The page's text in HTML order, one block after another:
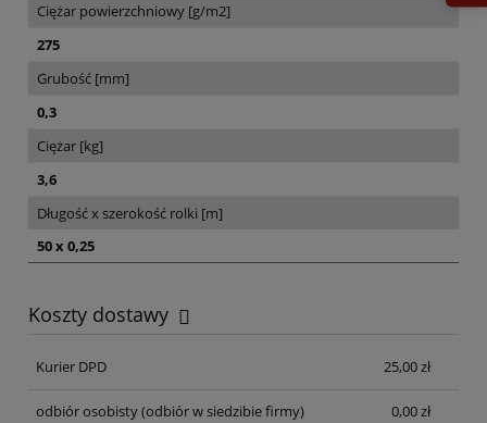
Ciężar powierzchniowy [g/m2]
275
Grubość [mm]
0,3
Ciężar [kg]
3,6
Długość x szerokość rolki [m]
50 x 0,25
Koszty dostawy
Cena nie zawiera ewentualnych kosztów płatności
Kurier DPD
25,00 zł
odbiór osobisty(odbiór w siedzibie firmy) 0,00 zł